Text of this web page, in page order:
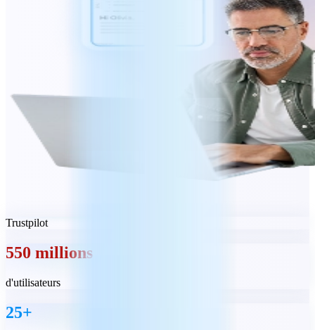
Trustpilot
550 millions
d'utilisateurs
25+